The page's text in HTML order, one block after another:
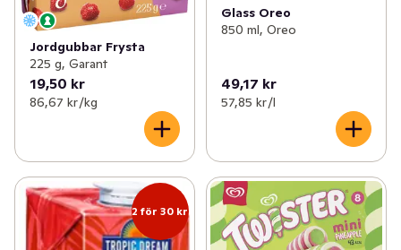
Jordgubbar Frysta
225 g, Garant
19,50 kr
86,67 kr /kg
Glass Oreo
850 ml, Oreo
49,17 kr
57,85 kr /l
2 för 30 kr